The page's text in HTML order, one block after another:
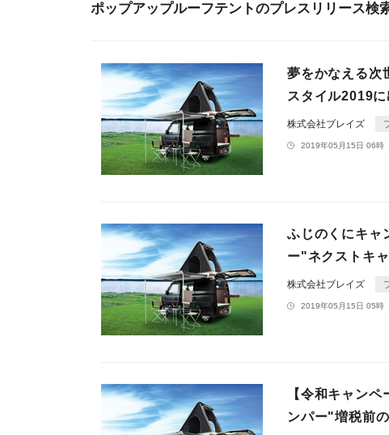
ポップアップルーフテントのプレスリリース検
夢をかなえる次
スタイル2019に
株式会社ブレイズ
2019年05月15日 06時
ふじのくにキャ
ー"ネクストキ
株式会社ブレイズ
2019年05月15日 05時
【令和キャン
ンパー"増税前